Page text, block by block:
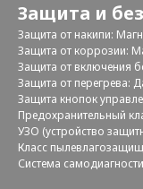
Защита и
Защита от накипи:
Защита от коррозии:
Защита от включения
Защита от перегрева:
Защита кнопок
Предохранительный
УЗО (устройство
Класс
Система